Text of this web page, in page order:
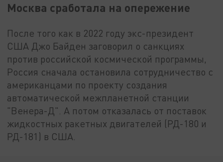
Москва сработала на опережение
После того как в 2022 году экс-президент
США Джо Байден заговорил о санкциях
против российской космической программы,
Россия сначала остановила сотрудничество с
американцами по проекту создания
автоматической межпланетной станции
"Венера-Д". А потом отказалась от поставок
жидкостных ракетных двигателей (РД-180 и
РД-181) в США.